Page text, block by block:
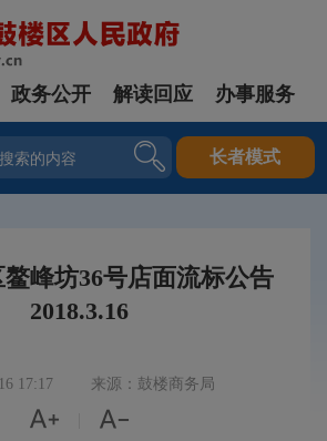
政务公开 解读回应 办事服务
长者模式
峰坊36号店面流标公告
2018.3.16
17:17 来源：鼓楼商务局
 